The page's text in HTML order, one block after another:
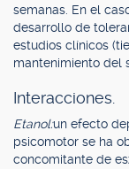
semanas. En el
desarrollo de
estudios clínicos
mantenimiento del
Interacciones.
Etanol:un efecto
psicomotor se ha
concomitante de